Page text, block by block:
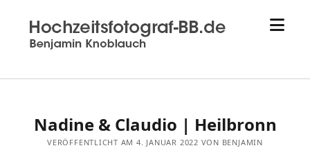
Hochzeitsfotograf
aus
Benjamin
Menü
Nadine & Claudio | Heilbronn
VERÖFFENTLICHT AM 4. JANUAR 2022 VON BENJAMIN